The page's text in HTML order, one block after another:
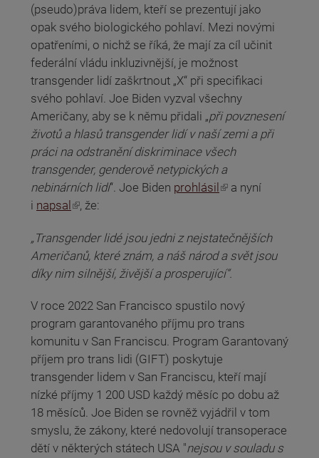
(pseudo)práva lidem, kteří se prezentují jako
opak svého biologického pohlaví. Mezi novými
opatřeními, o nichž se říká, že mají za cíl učinit
federální vládu inkluzivnější, je možnost
transgender lidí zaškrtnout „X“ při specifikaci
svého pohlaví. Joe Biden vyzval všechny
Američany, aby se k němu přidali „při povznesení
životů a hlasů transgender lidí v naší zemi a při
práci na odstranění diskriminace všech
transgender, genderově netypických a
nebinárních lidí“. Joe Biden prohlásil
(odkaz je externí)
a nyní
i napsal
(odkaz je externí), že:
„Transgender lidé jsou jedni z nejstatečnějších
Američanů, které znám, a náš národ a svět jsou
díky nim silnější, živější a prosperující“.
V roce 2022 San Francisco spustilo nový
program garantovaného příjmu pro trans
komunitu v San Franciscu. Program Garantovaný
příjem pro trans lidi (GIFT) poskytuje
transgender lidem v San Franciscu, kteří mají
nízké příjmy 1 200 USD každý měsíc po dobu až
18 měsíců. Joe Biden se rovněž vyjádřil v tom
smyslu, že zákony, které nedovolují transoperace
dětí v některých státech USA "nejsou v souladu s